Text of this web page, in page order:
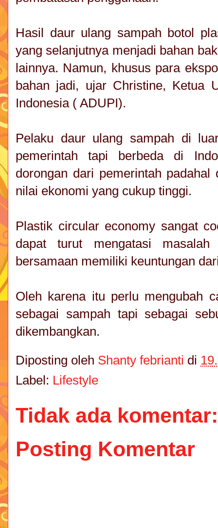
Hasil daur ulang sampah botol
yang selanjutnya menjadi bahan
lainnya. Namun, khusus para
bahan jadi, ujar Christine, Ketua
Indonesia ( ADUPI).
Pelaku daur ulang sampah di
pemerintah tapi berbeda di
dorongan dari pemerintah
nilai ekonomi yang cukup tinggi.
Plastik circular economy sangat
dapat turut mengatasi
bersamaan memiliki keuntungan
Oleh karena itu perlu mengubah
sebagai sampah tapi sebagai
dikembangkan.
Diposting oleh Shanty febrianti di
Label: Lifestyle
Tidak ada komentar:
Posting Komentar